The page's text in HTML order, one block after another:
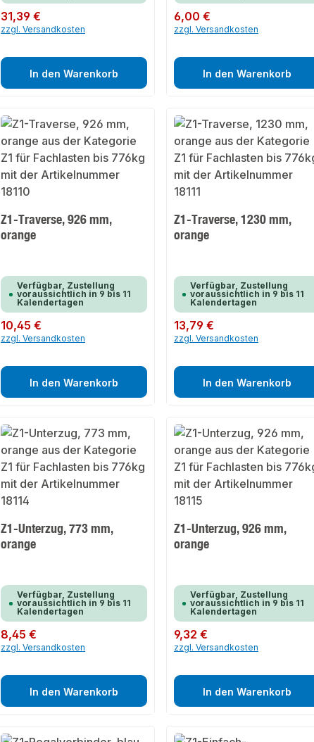
Regulärer Preis:
31,39 €
zzgl. Versandkosten
In den Warenkorb
Regulärer Preis:
6,00 €
zzgl. Versandkosten
In den Warenkorb
Z1-Traverse, 926 mm,
orange
Verfügbar, Zustellung
voraussichtlich in 9 bis 11
Kalendertagen
Regulärer Preis:
10,45 €
zzgl. Versandkosten
In den Warenkorb
Z1-Traverse, 1230 mm,
orange
Verfügbar, Zustellung
voraussichtlich in 9 bis 11
Kalendertagen
Regulärer Preis:
13,79 €
zzgl. Versandkosten
In den Warenkorb
Z1-Unterzug, 773 mm,
orange
Verfügbar, Zustellung
voraussichtlich in 9 bis 11
Kalendertagen
Regulärer Preis:
8,45 €
zzgl. Versandkosten
In den Warenkorb
Z1-Unterzug, 926 mm,
orange
Verfügbar, Zustellung
voraussichtlich in 9 bis 11
Kalendertagen
Regulärer Preis:
9,32 €
zzgl. Versandkosten
In den Warenkorb